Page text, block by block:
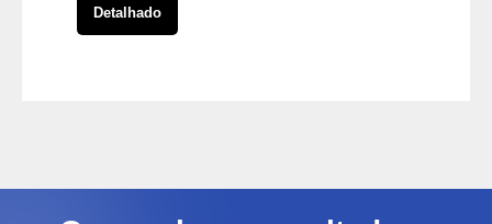
Detalhado